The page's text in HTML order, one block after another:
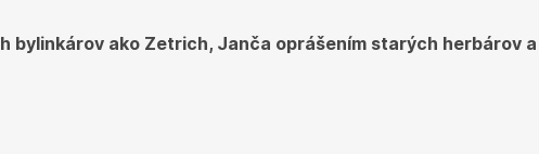
bylinkárov ako Zetrich, Janča oprášením starých herbárov